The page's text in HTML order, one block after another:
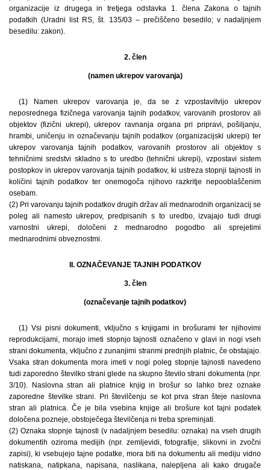
organizacije iz drugega in tretjega odstavka 1. člena Zakona o tajnih
podatkih (Uradni list RS, št. 135/03 – prečiščeno besedilo; v nadaljnjem
besedilu: zakon).
2. člen
(namen ukrepov varovanja)
(1) Namen ukrepov varovanja je, da se z vzpostavitvijo ukrepov
neposrednega fizičnega varovanja tajnih podatkov, varovanih prostorov ali
objektov (fizični ukrepi), ukrepov ravnanja organa pri pripravi, pošiljanju,
hrambi, uničenju in označevanju tajnih podatkov (organizacijski ukrepi) ter
ukrepov varovanja tajnih podatkov, varovanih prostorov ali objektov s
tehničnimi sredstvi skladno s to uredbo (tehnični ukrepi), vzpostavi sistem
postopkov in ukrepov varovanja tajnih podatkov, ki ustreza stopnji tajnosti in
količini tajnih podatkov ter onemogoča njihovo razkritje nepooblaščenim
osebam.
(2) Pri varovanju tajnih podatkov drugih držav ali mednarodnih organizacij se
poleg ali namesto ukrepov, predpisanih s to uredbo, izvajajo tudi drugi
varnostni ukrepi, določeni z mednarodno pogodbo ali sprejetimi
mednarodnimi obveznostmi.
II. OZNAČEVANJE TAJNIH PODATKOV
3. člen
(označevanje tajnih podatkov)
(1) Vsi pisni dokumenti, vključno s knjigami in brošurami ter njihovimi
reprodukcijami, morajo imeti stopnjo tajnosti označeno v glavi in nogi vseh
strani dokumenta, vključno z zunanjimi stranmi prednjih platnic, če obstajajo.
Vsaka stran dokumenta mora imeti v nogi poleg stopnje tajnosti navedeno
tudi zaporedno številko strani glede na skupno število strani dokumenta (npr.
3/10). Naslovna stran ali platnice knjig in brošur so lahko brez oznake
zaporedne številke strani. Pri številčenju se kot prva stran šteje naslovna
stran ali platnica. Če je bila vsebina knjige ali brošure kot tajni podatek
določena pozneje, obstoječega številčenja ni treba spreminjati.
(2) Oznaka stopnje tajnosti (v nadaljnjem besedilu: oznaka) na vseh drugih
dokumentih oziroma medijih (npr. zemljevidi, fotografije, slikovni in zvočni
zapisi), ki vsebujejo tajne podatke, mora biti na dokumentu ali mediju vidno
natiskana, natipkana, napisana, naslikana, nalepljena ali kako drugače